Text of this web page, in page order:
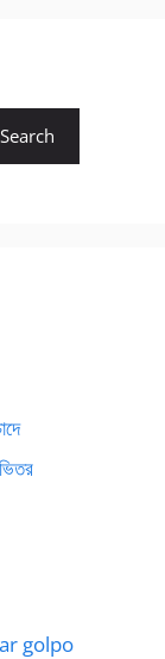
Search
golpo